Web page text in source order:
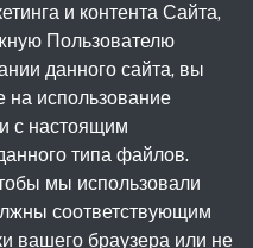
и контента Сайта,
Пользователю
данного сайта, вы
на использование
с настоящим
типа файлов.
мы использовали
соответствующим
вашего браузера или не